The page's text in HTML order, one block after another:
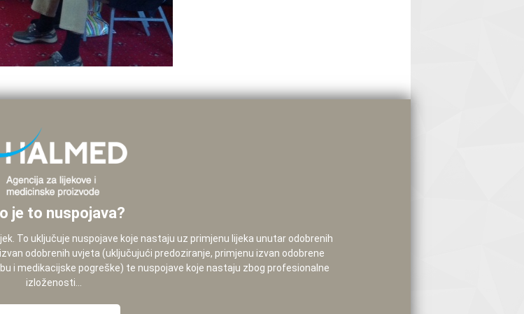
je to nuspojava?
To uključuje nuspojave koje nastaju uz primjenu lijeka unutar odobrenih
odobrenih uvjeta (uključujući predoziranje, primjenu izvan odobrene
i medikacijske pogreške) te nuspojave koje nastaju zbog profesionalne
izloženosti...